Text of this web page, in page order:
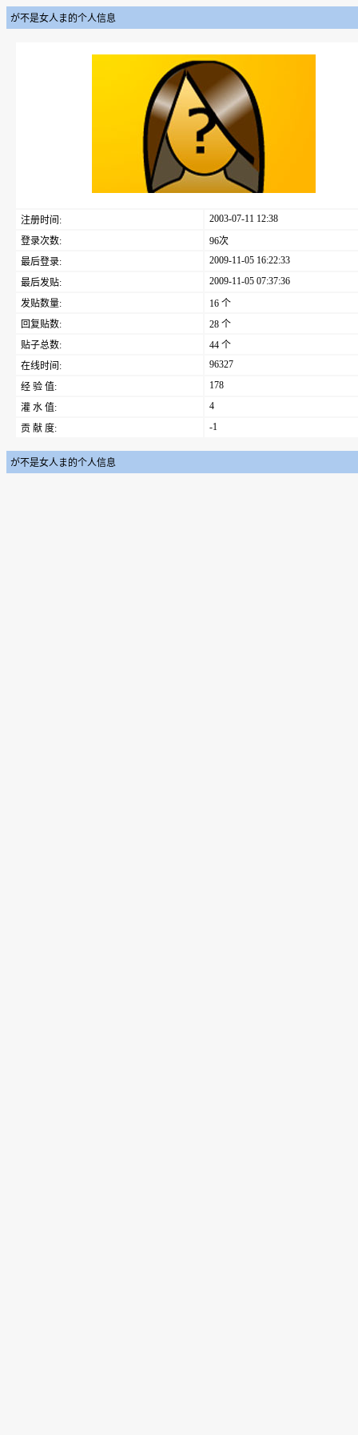
が不是女人ま的个人信息
注册时间:
2003-07-11 12:38
登录次数:
96次
最后登录:
2009-11-05 16:22:33
最后发贴:
2009-11-05 07:37:36
发贴数量:
16 个
回复贴数:
28 个
贴子总数:
44 个
在线时间:
96327
经 验 值:
178
灌 水 值:
4
贡 献 度:
-1
が不是女人ま的个人信息